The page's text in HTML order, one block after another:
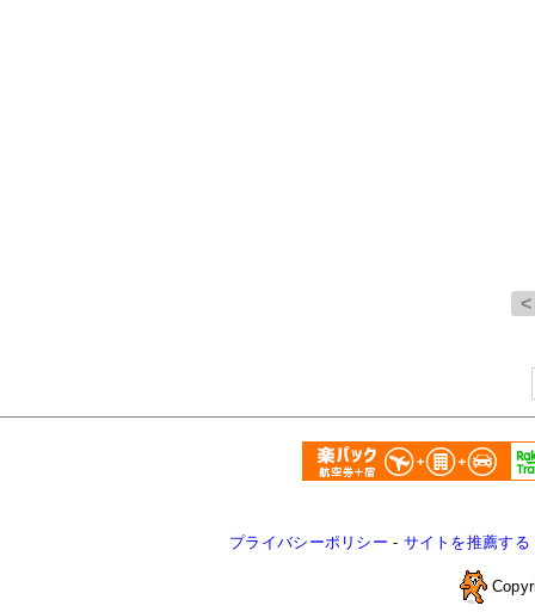
プライバシーポリシー - サイトを推薦する